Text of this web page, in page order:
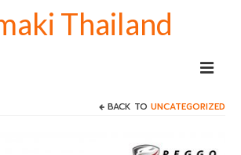
Thailand
BACK TO UNCATEGORIZED